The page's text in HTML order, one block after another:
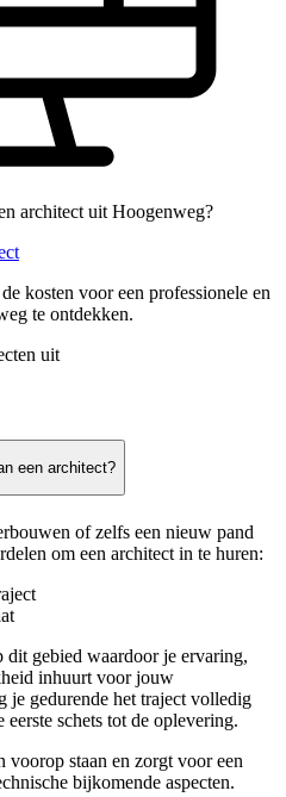
architect uit Hoogenweg?
kosten voor een professionele en
te ontdekken.
uit
een architect?
of zelfs een nieuw pand
om een architect in te huren:
gebied waardoor je ervaring,
inhuurt voor jouw
je gedurende het traject volledig
schets tot de oplevering.
voorop staan en zorgt voor een
bijkomende aspecten.